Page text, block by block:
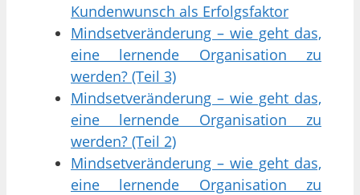
Kundenwunsch als Erfolgsfaktor
Mindsetveränderung – wie geht das,
eine lernende Organisation zu
werden? (Teil 3)
Mindsetveränderung – wie geht das,
eine lernende Organisation zu
werden? (Teil 2)
Mindsetveränderung – wie geht das,
eine lernende Organisation zu